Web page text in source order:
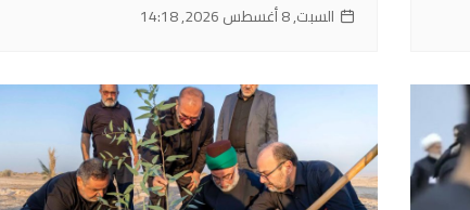
السبت, 8 أغسطس 2026, 14:18